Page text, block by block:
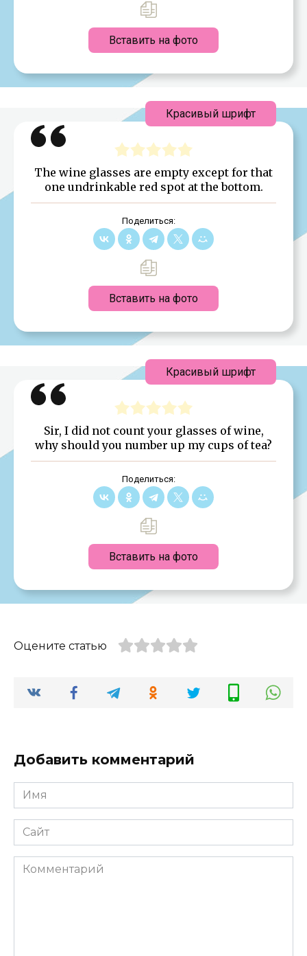
Вставить на фото
The wine glasses are empty except for that
one undrinkable red spot at the bottom.
Поделиться:
Вставить на фото
Красивый шрифт
Sir, I did not count your glasses of wine,
why should you number up my cups of tea?
Поделиться:
Вставить на фото
Красивый шрифт
Оцените статью
Добавить комментарий
Имя
*
Сайт
Комментарий